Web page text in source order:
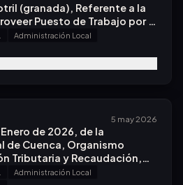
(granada), Referente a la
Puesto de Trabajo por el
Administración Local
5 may 2026
de 2026, de la
de Cuenca, Organismo
Tributaria y Recaudación,
para Proveer Varias
Administración Local